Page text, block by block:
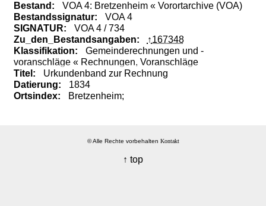
Bestand:
VOA 4: Bretzenheim « Vorortarchive (VOA)
Bestandssignatur:
VOA 4
SIGNATUR:
VOA 4 / 734
Zu_den_Bestandsangaben:
167348
Klassifikation:
Gemeinderechnungen und -
voranschläge « Rechnungen, Voranschläge
Titel:
Urkundenband zur Rechnung
Datierung:
1834
Ortsindex:
Bretzenheim;
© Alle Rechte vorbehalten Kontakt
↑ top